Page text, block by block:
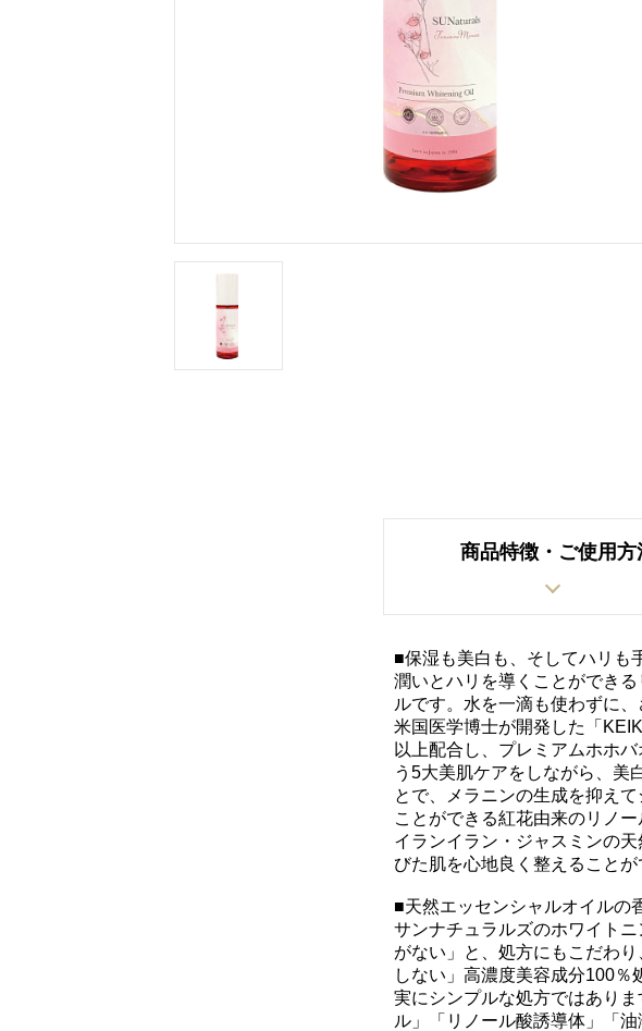
商品特徴・ご使用方
■保湿も美白も、そしてハリも
潤いとハリを導くことができ
ルです。水を一滴も使わずに
米国医学博士が開発した「
以上配合し、プレミアムホホ
う5大美肌ケアをしながら、美
とで、メラニンの生成を抑え
ことができる紅花由来のリノ
イランイラン・ジャスミンの
びた肌を心地良く整えることが
■天然エッセンシャルオイルの
サンナチュラルズのホワイト
がない」と、処方にもこだわ
しない」高濃度美容成分100％
実にシンプルな処方ではあり
ル」「リノール酸誘導体」「